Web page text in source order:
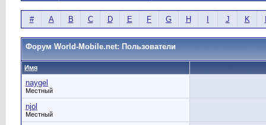
# A B C D E F G H J K
Форум World-Mobile.net: Пользователи
Имя
naygel
Местный
njol
Местный